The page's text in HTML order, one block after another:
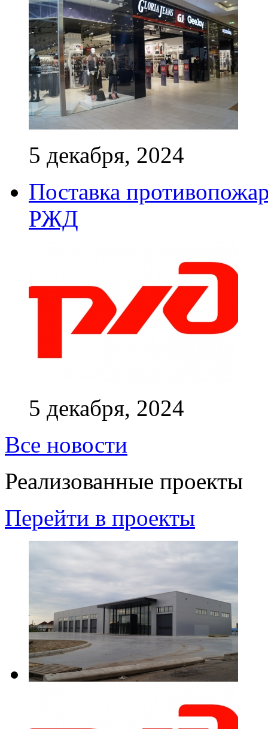
5 декабря, 2024
Поставка
РЖД
5 декабря, 2024
Все новости
Реализованные проекты
Перейти в проекты